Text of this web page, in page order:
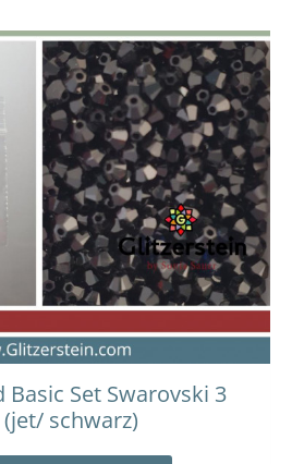
Basic Set Swarovski 3
schwarz)
Dieses
Produkt
weist
mehrere
Varianten
auf.
Die
Optionen
können
auf
der
werden
Preisspanne:
15,00 €
bis
16,00 €